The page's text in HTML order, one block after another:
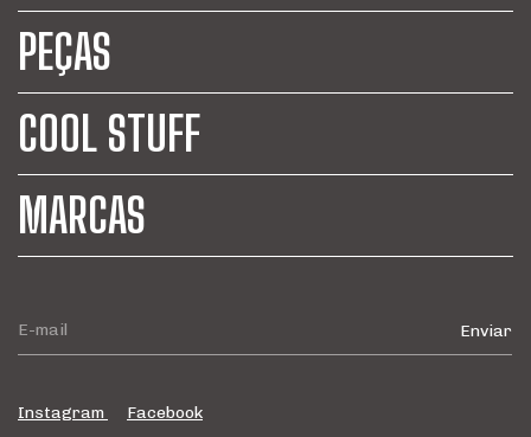
PEÇAS
COOL STUFF
MARCAS
Instagram Facebook